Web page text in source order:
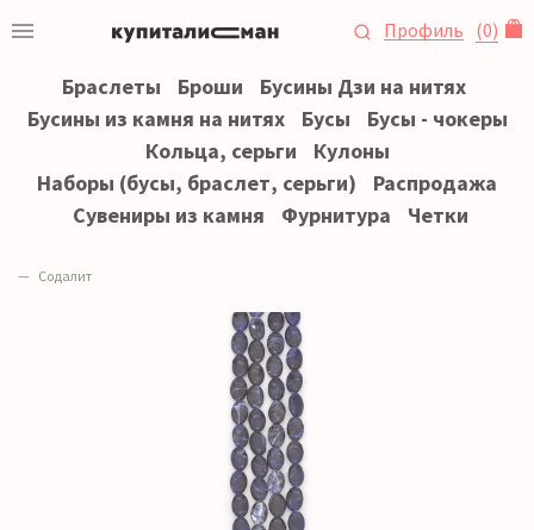
Профиль (0)
Браслеты Броши
Бусины Дзи на нитях
Бусины из камня на нитях
Бусы
Бусы - чокеры
Кольца, серьги
Кулоны
Наборы (бусы, браслет, серьги)
Распродажа
Сувениры из камня
Фурнитура Четки
Содалит